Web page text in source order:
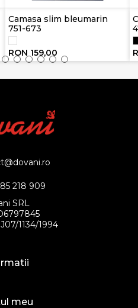
Camasa slim bleumarin
751-673
RON 159,00
218 909
SRL
1134/1994
meu